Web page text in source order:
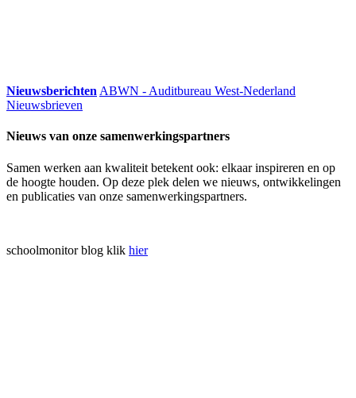
Nieuwsberichten ABWN - Auditbureau West-Nederland
Nieuwsbrieven
Nieuws van onze samenwerkingspartners
Samen werken aan kwaliteit betekent ook: elkaar inspireren en op
de hoogte houden. Op deze plek delen we nieuws, ontwikkelingen
en publicaties van onze samenwerkingspartners.
schoolmonitor blog klik hier